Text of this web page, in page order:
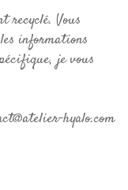
recyclé. Vous
informations
je vous
hyalo.com